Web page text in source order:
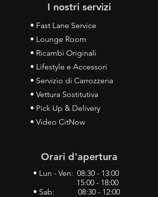
I nostri servizi
• Fast Lane Service
• Lounge Room
• Ricambi Originali
• Lifestyle e Accessori
• Servizio di Carrozzeria
• Vettura Sostitutiva
• Pick Up & Delivery
• Video CitNow
Orari d'apertura
• Lun - Ven: 08:30 - 13:00
15:00 - 18:00
• Sab: 08:30 - 12:00